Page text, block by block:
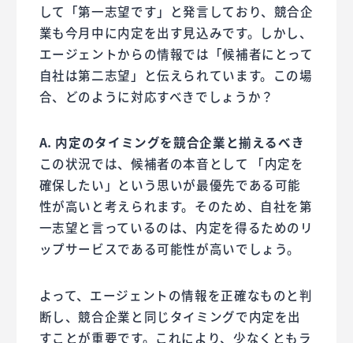
して「第一志望です」と発言しており、競合企
業も今月中に内定を出す見込みです。しかし、
エージェントからの情報では「候補者にとって
自社は第二志望」と伝えられています。この場
合、どのように対応すべきでしょうか？
A. 内定のタイミングを競合企業と揃えるべき
この状況では、候補者の本音として 「内定を
確保したい」という思いが最優先である可能
性が高いと考えられます。そのため、自社を第
一志望と言っているのは、内定を得るためのリ
ップサービスである可能性が高いでしょう。
よって、エージェントの情報を正確なものと判
断し、競合企業と同じタイミングで内定を出
すことが重要です。これにより、少なくともラ